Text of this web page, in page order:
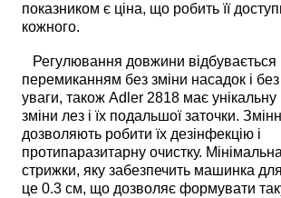
показником є ціна, що робить її
кожного.
Регулювання довжини відбувається
перемиканням без зміни насадок і без
уваги, також Adler 2818 має унікальну
зміни лез і їх подальшої заточки.
дозволяють робити їх дезінфекцію і
протипаразитарну очистку.
стрижки, яку забезпечить машинка
це 0.3 см, що дозволяє формувати